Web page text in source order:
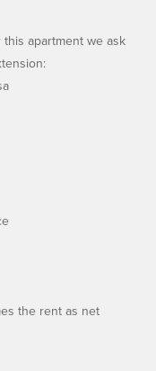
apartment we ask
the rent as net